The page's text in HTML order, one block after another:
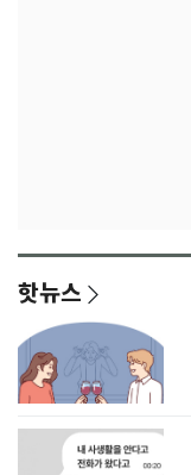
핫뉴스